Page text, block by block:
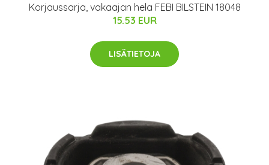
Korjaussarja, vakaajan hela FEBI BILSTEIN 18048
15.53 EUR
LISÄTIETOJA